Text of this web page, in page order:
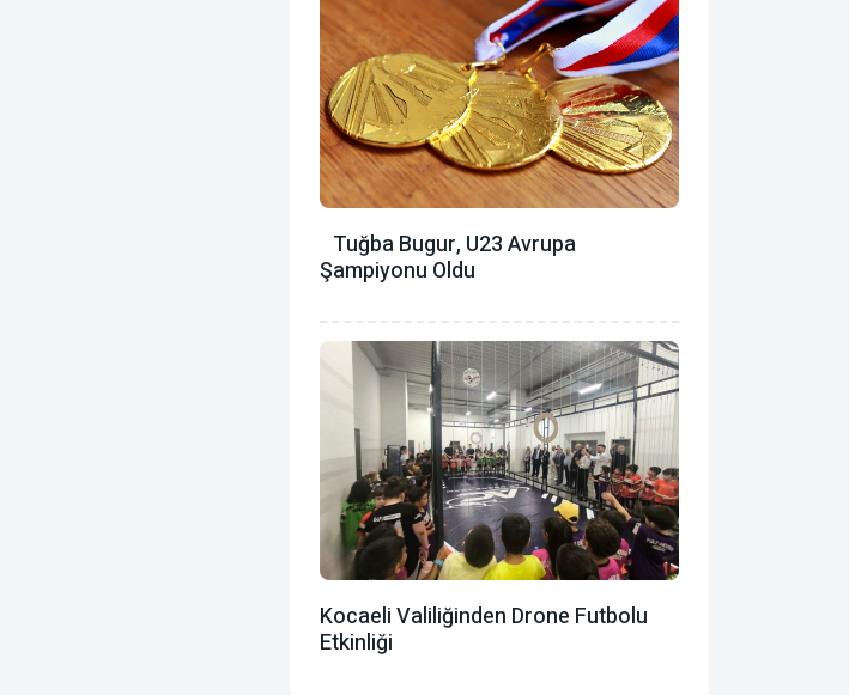
Tuğba Bugur, U23 Avrupa
Şampiyonu Oldu
Kocaeli Valiliğinden Drone Futbolu
Etkinliği